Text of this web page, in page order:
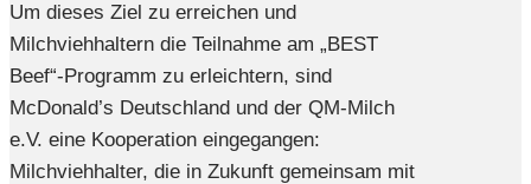
Um dieses Ziel zu erreichen und
Milchviehhaltern die Teilnahme am „BEST
Beef“-Programm zu erleichtern, sind
McDonald’s Deutschland und der QM-Milch
e.V. eine Kooperation eingegangen:
Milchviehhalter, die in Zukunft gemeinsam mit